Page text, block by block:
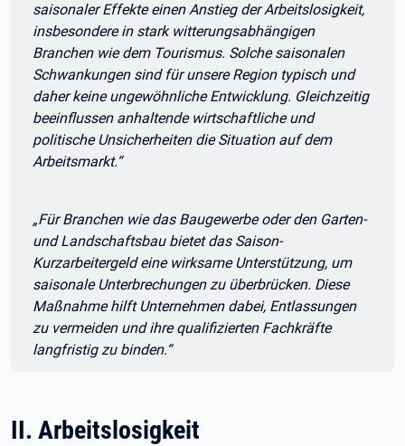
saisonaler Effekte einen Anstieg der Arbeitslosigkeit,
insbesondere in stark witterungsabhängigen
Branchen wie dem Tourismus. Solche saisonalen
Schwankungen sind für unsere Region typisch und
daher keine ungewöhnliche Entwicklung. Gleichzeitig
beeinflussen anhaltende wirtschaftliche und
politische Unsicherheiten die Situation auf dem
Arbeitsmarkt.“
„Für Branchen wie das Baugewerbe oder den Garten-
und Landschaftsbau bietet das Saison-
Kurzarbeitergeld eine wirksame Unterstützung, um
saisonale Unterbrechungen zu überbrücken. Diese
Maßnahme hilft Unternehmen dabei, Entlassungen
zu vermeiden und ihre qualifizierten Fachkräfte
langfristig zu binden.“
II. Arbeitslosigkeit